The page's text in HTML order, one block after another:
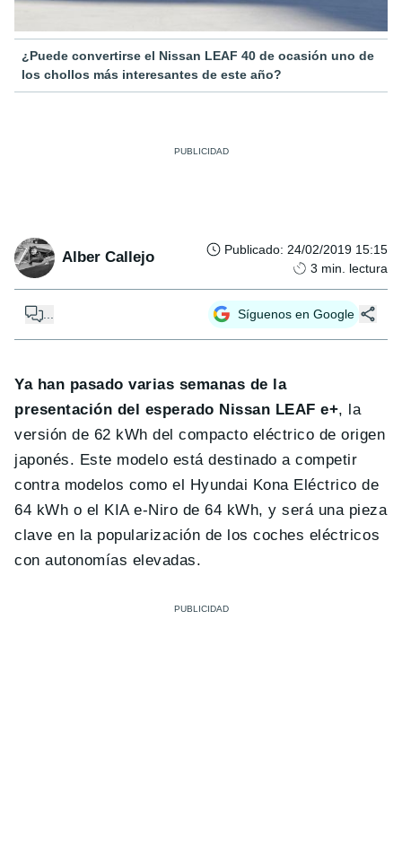
¿Puede convertirse el Nissan LEAF 40 de ocasión uno de
los chollos más interesantes de este año?
Alber Callejo Publicado: 24/02/2019 15:15
3 min. lectura
Síguenos en Google
Ya han pasado varias semanas de la
presentación del esperado Nissan LEAF e+, la
versión de 62 kWh del compacto eléctrico de origen
japonés. Este modelo está destinado a competir
contra modelos como el Hyundai Kona Eléctrico de
64 kWh o el KIA e-Niro de 64 kWh, y será una pieza
clave en la popularización de los coches eléctricos
con autonomías elevadas.